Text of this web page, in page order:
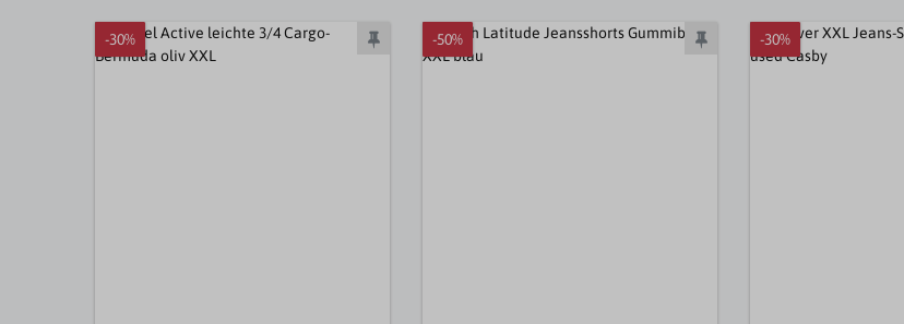
-30% -50% -30%